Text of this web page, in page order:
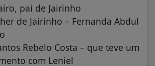
pai de Jairinho
de Jairinho – Fernanda Abdul
Rebelo Costa – que teve um
com Leniel